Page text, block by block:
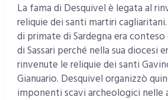
La fama di Desquivel è legata al
reliquie dei santi martiri
di primate di Sardegna era conteso
di Sassari perché nella sua diocesi
rinvenute le reliquie dei santi
Gianuario. Desquivel organizzò
imponenti scavi archeologici nelle